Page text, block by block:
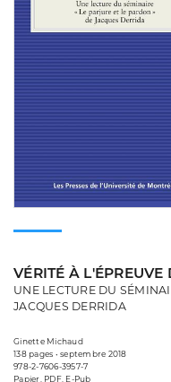
VÉRITÉ À
UNE LECTURE DU
JACQUES DERRIDA
Ginette Michaud
138 pages • septembre 2018
978-2-7606-3957-7
Papier, PDF, E-Pub